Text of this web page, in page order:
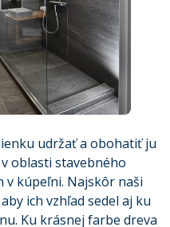
udržať a obohatiť ju
oblasti stavebného
v kúpeľni. Najskôr naši
ich vzhľad sedel aj ku
Ku krásnej farbe dreva